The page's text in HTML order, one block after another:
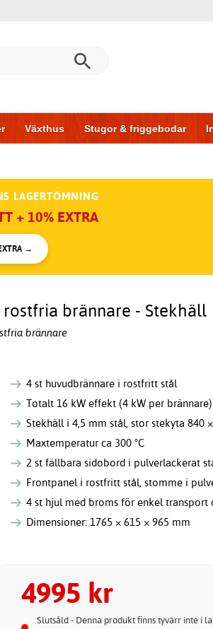
Växthus Stugor & friggebodar
LAGERTÖMNING
+ 10% EXTRA
→
brännare - Stekhäll
brännare
4 st huvudbrännare i rostfritt stål
Totalt 16 kW effekt (4 kW per brännare)
Stekhäll i 4,5 mm stål, stor stekyta 840
Maxtemperatur ca 300 °C
2 st fällbara sidobord i pulverlackerat
Frontpanel i rostfritt stål, stomme i
4 st hjul med broms för enkel transport
Dimensioner: 1765 × 615 × 965 mm
4995 kr
Slutsåld - Denna produkt finns tyvärr inte i